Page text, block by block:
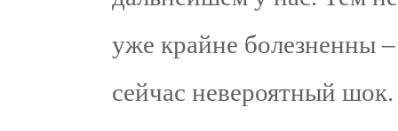
уже крайне болезненны
сейчас невероятный шок.